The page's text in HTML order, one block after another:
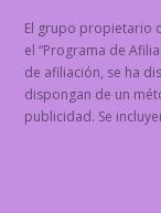
El grupo propietario
el “Programa de
de afiliación, se ha
dispongan de un
publicidad. Se